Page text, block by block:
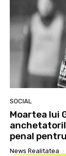
SOCIAL
Moartea lui
penal
News Realitatea -